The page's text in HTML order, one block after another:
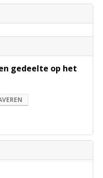
gedeelte op het